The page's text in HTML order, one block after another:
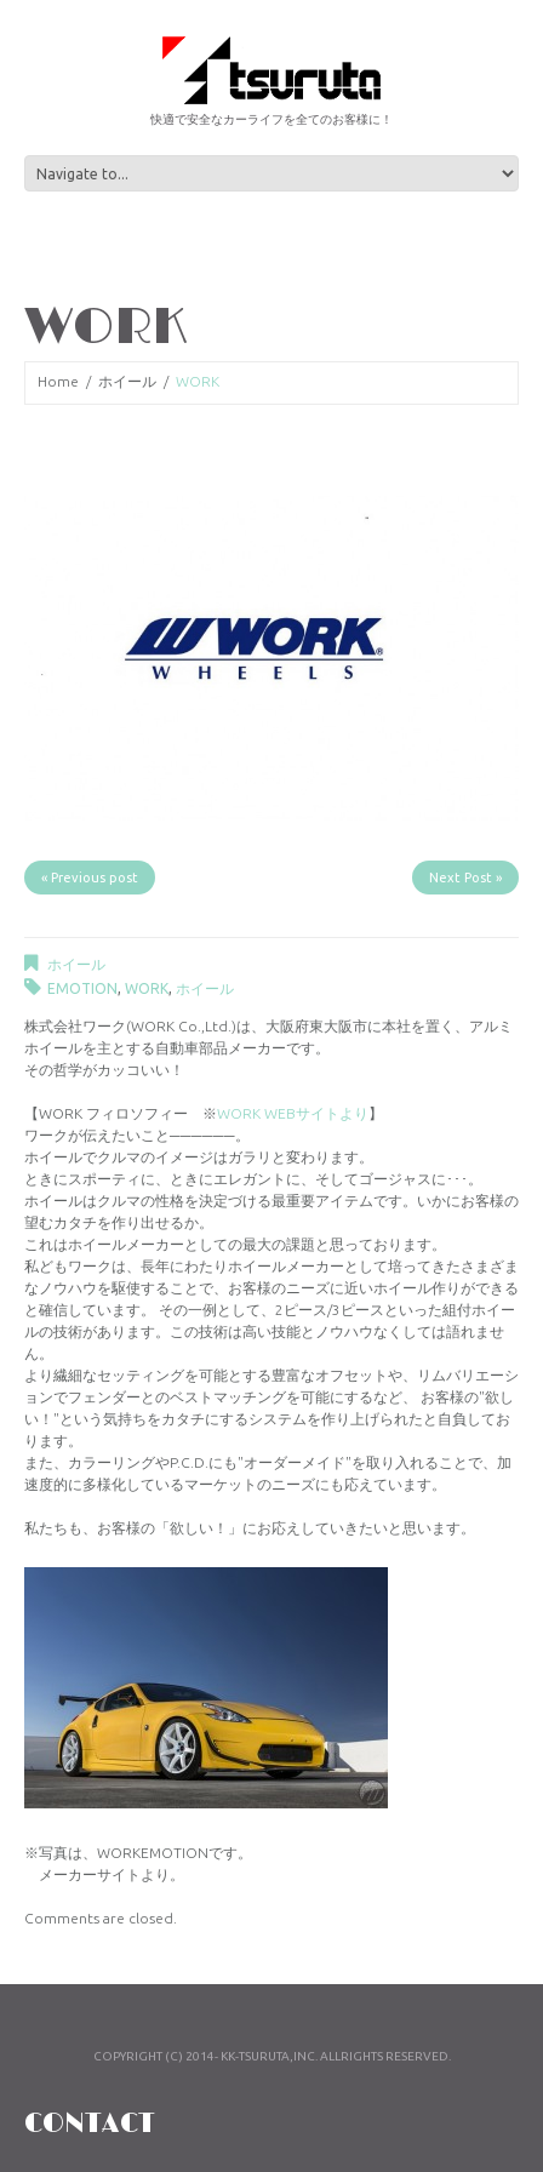
快適で安全なカーライフを全てのお客様に！
WORK
Home ホイール WORK
« Previous post Next Post »
ホイール
EMOTION, WORK, ホイール
株式会社ワーク(WORK Co.,Ltd.)は、大阪府東大阪市に本社を置く、アルミ
ホイールを主とする自動車部品メーカーです。
その哲学がカッコいい！
【WORK フィロソフィー ※WORK WEBサイトより 】
ワークが伝えたいこと──────。
ホイールでクルマのイメージはガラリと変わります。
ときにスポーティに、ときにエレガントに、そしてゴージャスに･･･。
ホイールはクルマの性格を決定づける最重要アイテムです。いかにお客様の
望むカタチを作り出せるか。
これはホイールメーカーとしての最大の課題と思っております。
私どもワークは、長年にわたりホイールメーカーとして培ってきたさまざま
なノウハウを駆使することで、お客様のニーズに近いホイール作りができる
と確信しています。 その一例として、2ピース/3ピースといった組付ホイー
ルの技術があります。この技術は高い技能とノウハウなくしては語れませ
ん。
より繊細なセッティングを可能とする豊富なオフセットや、リムバリエーシ
ョンでフェンダーとのベストマッチングを可能にするなど、 お客様の"欲し
い！"という気持ちをカタチにするシステムを作り上げられたと自負してお
ります。
また、カラーリングやP.C.D.にも"オーダーメイド"を取り入れることで、加
速度的に多様化しているマーケットのニーズにも応えています。
私たちも、お客様の「欲しい！」にお応えしていきたいと思います。
※写真は、WORKEMOTIONです。
メーカーサイトより。
Comments are closed.
COPYRIGHT (C) 2014- KK-TSURUTA,INC. ALLRIGHTS RESERVED.
CONTACT